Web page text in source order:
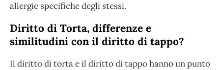
allergie specifiche degli stessi.
Diritto di Torta, differenze e
similitudini con il diritto di tappo?
Il diritto di torta e il diritto di tappo hanno un punto